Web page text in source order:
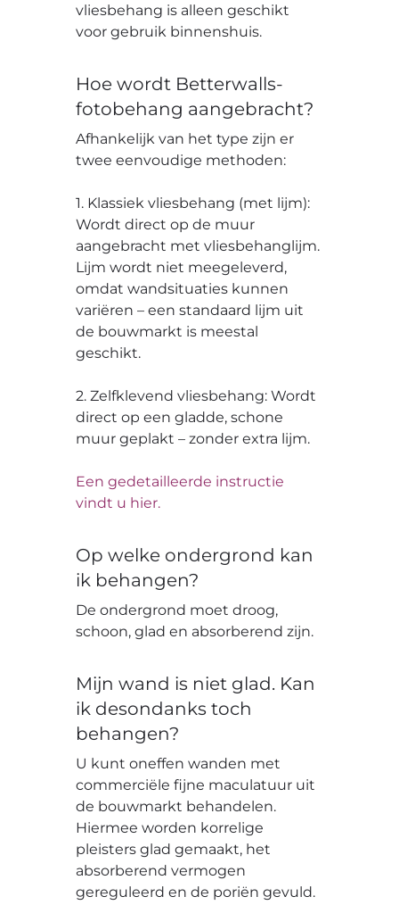
vliesbehang is alleen geschikt
voor gebruik binnenshuis.
Hoe wordt Betterwalls-
fotobehang aangebracht?
Afhankelijk van het type zijn er
twee eenvoudige methoden:
1. Klassiek vliesbehang (met lijm):
Wordt direct op de muur
aangebracht met vliesbehanglijm.
Lijm wordt niet meegeleverd,
omdat wandsituaties kunnen
variëren – een standaard lijm uit
de bouwmarkt is meestal
geschikt.
2. Zelfklevend vliesbehang: Wordt
direct op een gladde, schone
muur geplakt – zonder extra lijm.
Een gedetailleerde instructie
vindt u hier.
Op welke ondergrond kan
ik behangen?
De ondergrond moet droog,
schoon, glad en absorberend zijn.
Mijn wand is niet glad. Kan
ik desondanks toch
behangen?
U kunt oneffen wanden met
commerciële fijne maculatuur uit
de bouwmarkt behandelen.
Hiermee worden korrelige
pleisters glad gemaakt, het
absorberend vermogen
gereguleerd en de poriën gevuld.